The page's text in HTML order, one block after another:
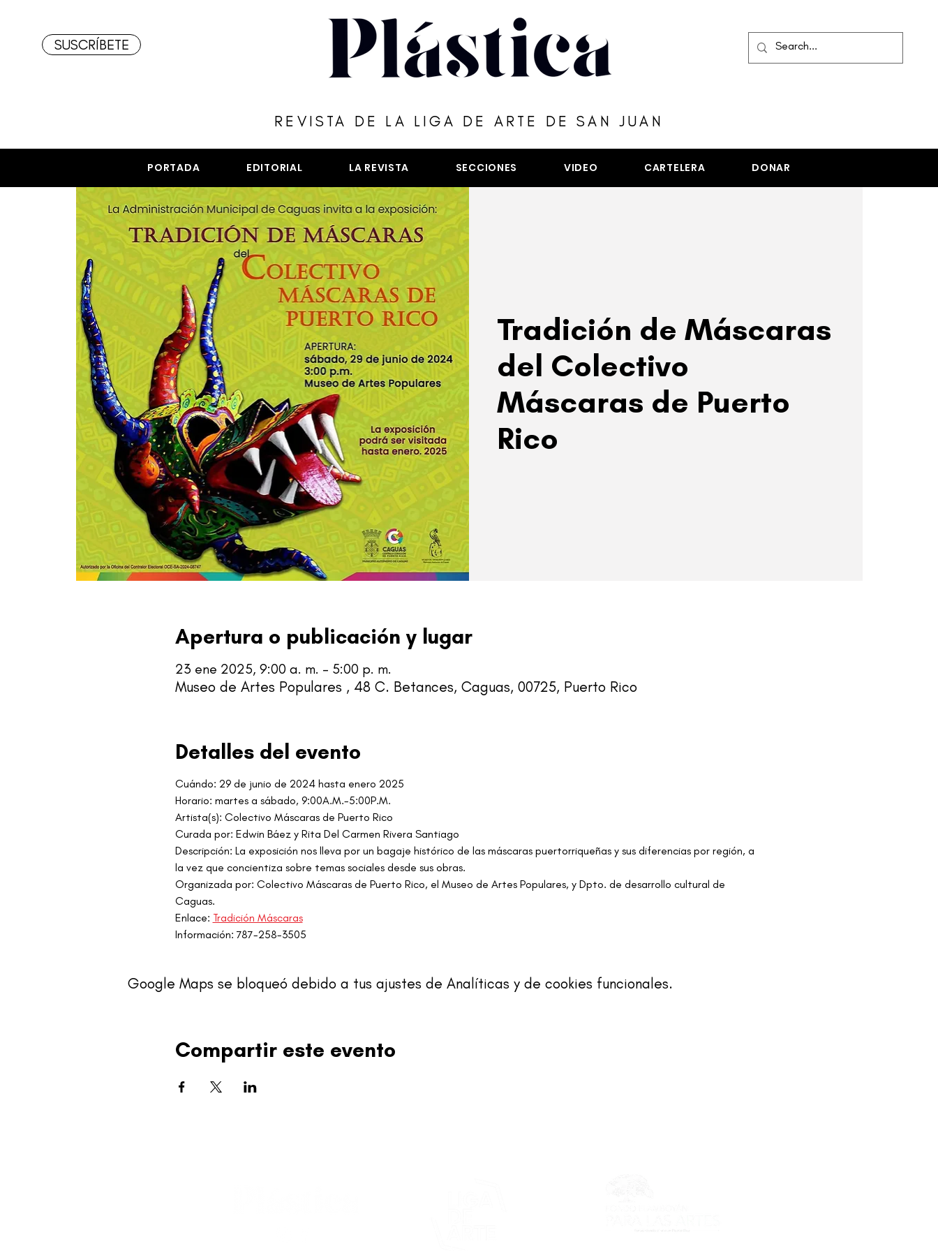
SUSCRÍBETE
REVISTA DE LA LIGA DE ARTE DE SAN JUAN
PORTADA EDITORIAL LA REVISTA SECCIONES VIDEO CARTELERA DONAR
Tradición de Máscaras
del Colectivo
Máscaras de Puerto
Rico
Apertura o publicación y lugar
23 ene 2025, 9:00 a. m. – 5:00 p. m.
Museo de Artes Populares , 48 C. Betances, Caguas, 00725, Puerto Rico
Detalles del evento
Cuándo: 29 de junio de 2024 hasta enero 2025
Horario: martes a sábado, 9:00A.M.-5:00P.M.
Artista(s): Colectivo Máscaras de Puerto Rico
Curada por: Edwin Báez y Rita Del Carmen Rivera Santiago
Descripción: La exposición nos lleva por un bagaje histórico de las máscaras puertorriqueñas y sus diferencias por región, a
la vez que concientiza sobre temas sociales desde sus obras.
Organizada por: Colectivo Máscaras de Puerto Rico, el Museo de Artes Populares, y Dpto. de desarrollo cultural de
Caguas.
Enlace: Tradición Máscaras
Información: 787-258-3505
Google Maps se bloqueó debido a tus ajustes de Analíticas y de cookies funcionales.
Compartir este evento